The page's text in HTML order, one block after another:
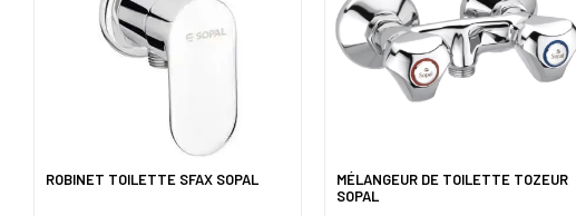
ROBINET TOILETTE SFAX SOPAL
MÉLANGEUR DE TOILETTE TOZEUR
SOPAL